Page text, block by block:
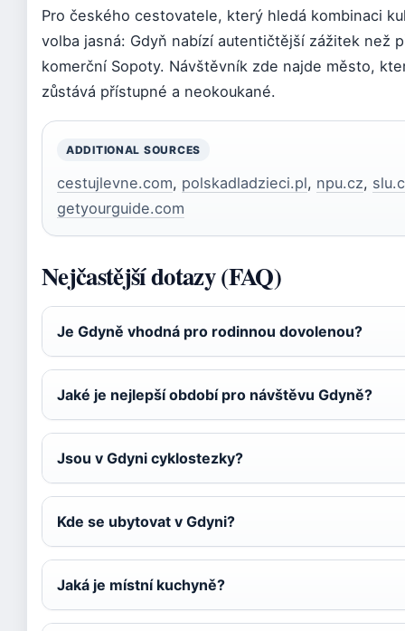
Pro českého cestovatele, který hledá kombinaci
volba jasná: Gdyň nabízí autentičtější zážitek než
komerční Sopoty. Návštěvník zde najde město,
zůstává přístupné a neokoukané.
ADDITIONAL SOURCES
cestujlevne.com, polskadladzieci.pl, npu.cz,
getyourguide.com
Nejčastější dotazy (FAQ)
Je Gdyně vhodná pro rodinnou dovolenou?
Jaké je nejlepší období pro návštěvu Gdyně?
Jsou v Gdyni cyklostezky?
Kde se ubytovat v Gdyni?
Jaká je místní kuchyně?